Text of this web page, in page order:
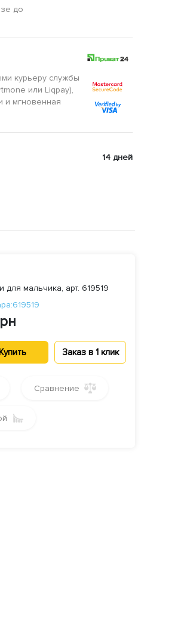
до
курьеру службы
или Liqpay),
и мгновенная
14 дней
для мальчика, арт. 619519
Купить Заказ в 1 клик
Сравнение